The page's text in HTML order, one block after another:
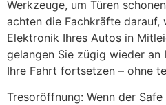
Werkzeuge, um Türen
achten die Fachkräfte darauf,
Elektronik Ihres Autos in
gelangen Sie zügig wieder an
Ihre Fahrt fortsetzen – ohne
Tresoröffnung: Wenn der